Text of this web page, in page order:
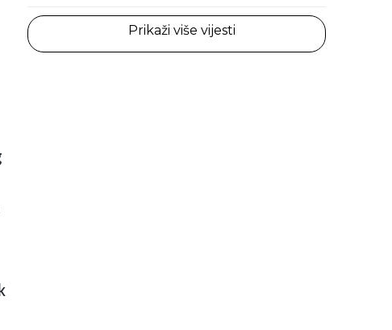
Prikaži više vijesti